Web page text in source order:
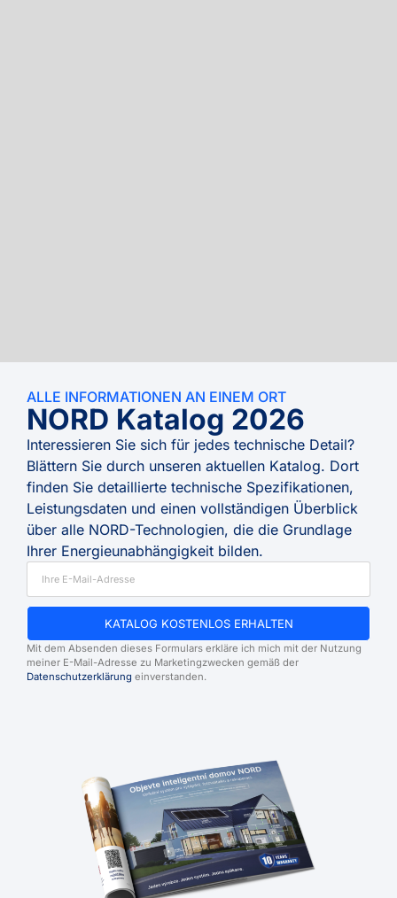
ALLE INFORMATIONEN AN EINEM ORT
NORD Katalog 2026
Interessieren Sie sich für jedes technische Detail?
Blättern Sie durch unseren aktuellen Katalog. Dort
finden Sie detaillierte technische Spezifikationen,
Leistungsdaten und einen vollständigen Überblick
über alle NORD-Technologien, die die Grundlage
Ihrer Energieunabhängigkeit bilden.
KATALOG KOSTENLOS ERHALTEN
Mit dem Absenden dieses Formulars erkläre ich mich mit der Nutzung
meiner E-Mail-Adresse zu Marketingzwecken gemäß der
Datenschutzerklärung einverstanden.